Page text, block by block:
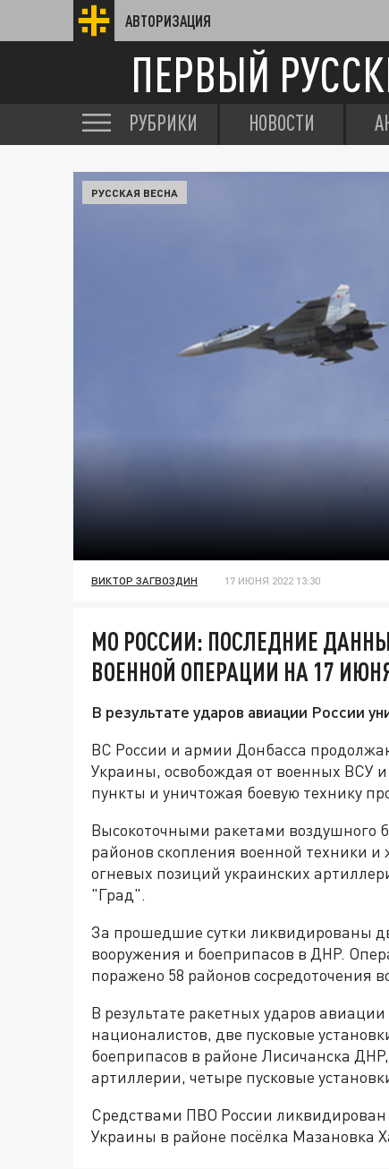
АВТОРИЗАЦИЯ
ПЕРВЫЙ
РУБРИКИ НОВОСТИ
РУССКАЯ ВЕСНА
ВИКТОР ЗАГВОЗДИН 17 ИЮНЯ 2022 13:30
МО РОССИИ: ПОСЛЕДНИЕ
ВОЕННОЙ ОПЕРАЦИИ НА 17
В результате ударов авиации России
ВС России и армии Донбасса
Украины, освобождая от военных ВСУ
пункты и уничтожая боевую технику
Высокоточными ракетами воздушного
районов скопления военной техники
огневых позиций украинских
"Град".
За прошедшие сутки ликвидированы
вооружения и боеприпасов в ДНР.
поражено 58 районов сосредоточения
В результате ракетных ударов
националистов, две пусковые
боеприпасов в районе Лисичанска
артиллерии, четыре пусковые
Средствами ПВО России
Украины в районе посёлка Мазановка